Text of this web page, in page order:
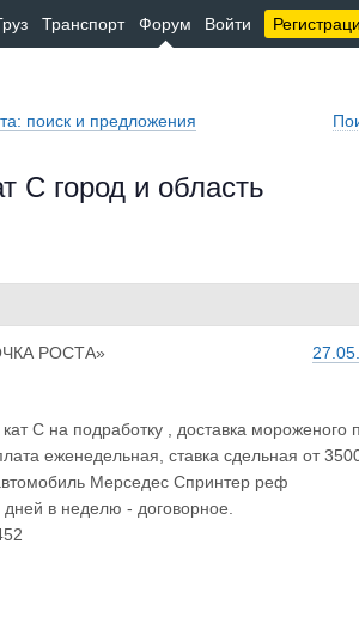
Транспорт Форум Войти
поиск и предложения
С город и область
РОСТА»
С на подработку , доставка мороженого
еженедельная, ставка сдельная от
Мерседес Спринтер реф
в неделю - договорное.